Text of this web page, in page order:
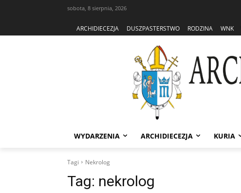
sobota, 8 sierpnia, 2026
ARCHIDIECEZJA DUSZPASTERSTWO RODZINA WNK
WYDARZENIA ARCHIDIECEZJA KURIA
Tagi Nekrolog
Tag: nekrolog